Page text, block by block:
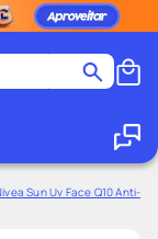
Sun Uv Face Q10 Anti-